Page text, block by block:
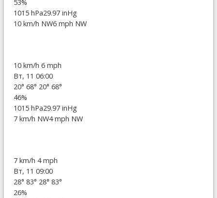
53%
1015 hPa29.97 inHg
10 km/h NW6 mph NW
10 km/h 6 mph
Вт, 11 06:00
20° 68° 20° 68°
46%
1015 hPa29.97 inHg
7 km/h NW4 mph NW
7 km/h 4 mph
Вт, 11 09:00
28° 83° 28° 83°
26%